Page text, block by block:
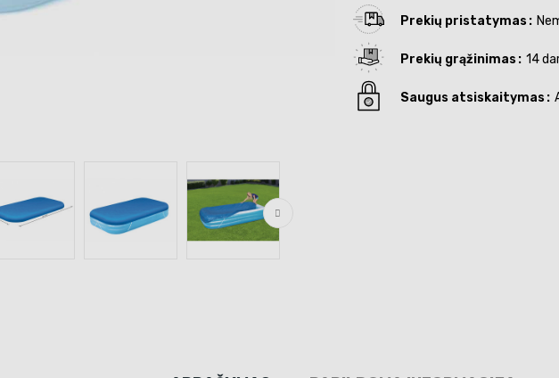
Prekių pristatymas
Prekių grąžinimas 14
Saugus atsiskaitymas